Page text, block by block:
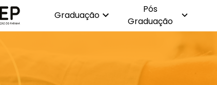
Graduação
Pós
Graduação